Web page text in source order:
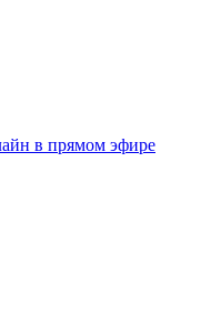
в прямом эфире